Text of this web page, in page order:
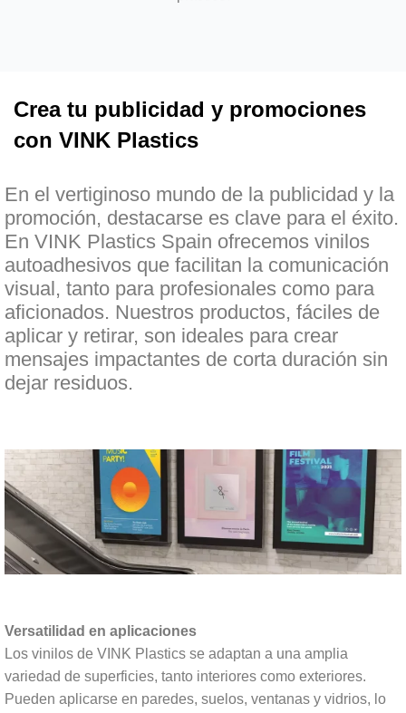
Crea tu publicidad y promociones
con VINK Plastics
En el vertiginoso mundo de la publicidad y la
promoción, destacarse es clave para el éxito.
En VINK Plastics Spain ofrecemos vinilos
autoadhesivos que facilitan la comunicación
visual, tanto para profesionales como para
aficionados. Nuestros productos, fáciles de
aplicar y retirar, son ideales para crear
mensajes impactantes de corta duración sin
dejar residuos.
Versatilidad en aplicaciones
Los vinilos de VINK Plastics se adaptan a una amplia
variedad de superficies, tanto interiores como exteriores.
Pueden aplicarse en paredes, suelos, ventanas y vidrios, lo